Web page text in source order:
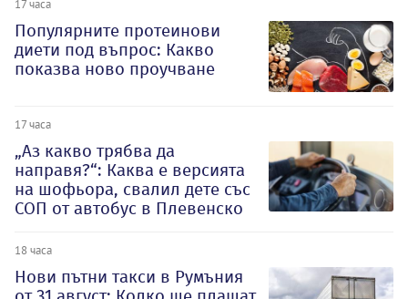
17 часа
Популярните протеинови
диети под въпрос: Какво
показва ново проучване
17 часа
„Аз какво трябва да
направя?“: Каква е версията
на шофьора, свалил дете със
СОП от автобус в Плевенско
18 часа
Нови пътни такси в Румъния